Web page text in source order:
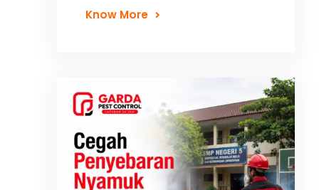
Know More